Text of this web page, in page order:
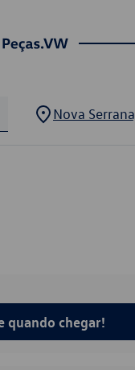
Nova Serrana
quando chegar!